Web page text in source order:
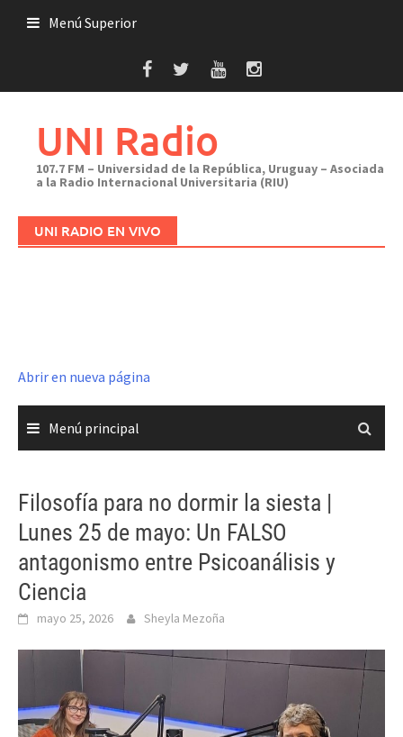
Menú Superior
UNI Radio
107.7 FM – Universidad de la República, Uruguay – Asociada
a la Radio Internacional Universitaria (RIU)
UNI RADIO EN VIVO
Abrir en nueva página
Menú principal
Filosofía para no dormir la siesta |
Lunes 25 de mayo: Un FALSO
antagonismo entre Psicoanálisis y
Ciencia
mayo 25, 2026 Sheyla Mezoña